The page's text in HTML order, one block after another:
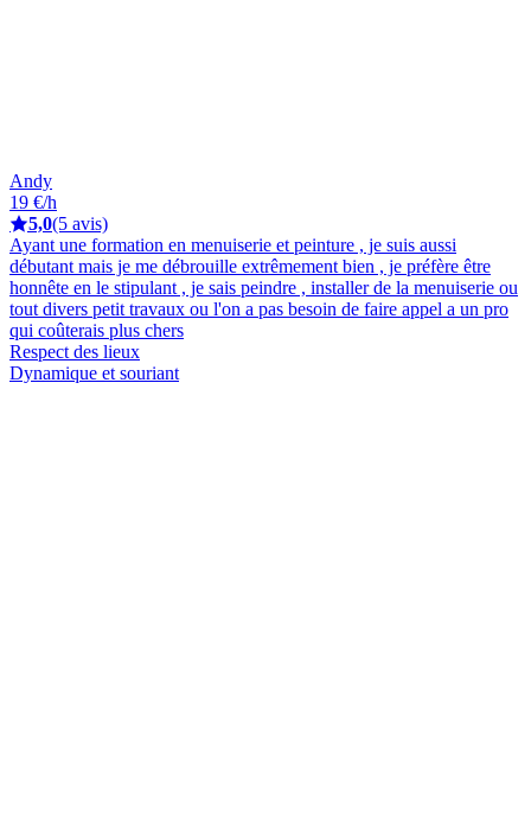
Andy
19 €/h
5,0(5 avis)
Ayant une formation en menuiserie et peinture , je suis aussi
débutant mais je me débrouille extrêmement bien , je préfère être
honnête en le stipulant , je sais peindre , installer de la menuiserie ou
tout divers petit travaux ou l'on a pas besoin de faire appel a un pro
qui coûterais plus chers
Respect des lieux
Dynamique et souriant